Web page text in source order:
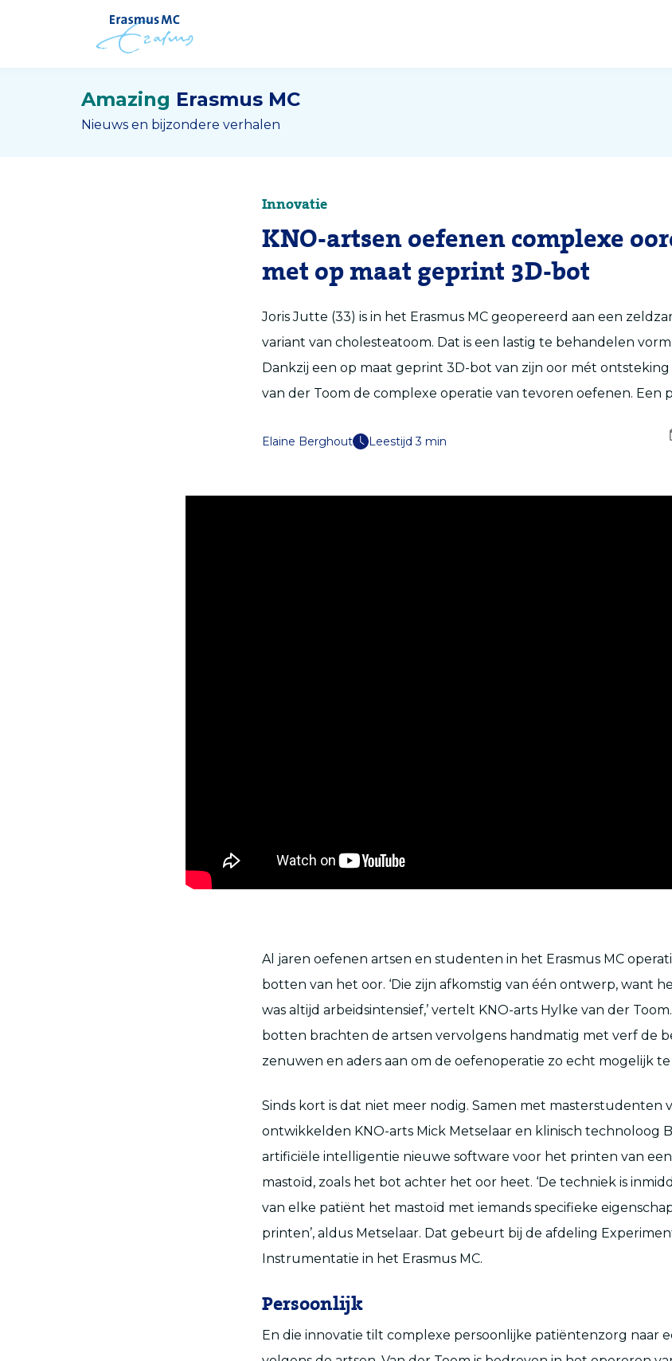
Amazing Erasmus MC
Nieuws en bijzondere verhalen
Innovatie
KNO-artsen oefenen complexe
met op maat geprint 3D-bot
Joris Jutte (33) is in het Erasmus MC geopereerd aan een
variant van cholesteatoom. Dat is een lastig te behandelen
Dankzij een op maat geprint 3D-bot van zijn oor mét
van der Toom de complexe operatie van tevoren oefenen. Een
Elaine Berghout Leestijd 3 min
Al jaren oefenen artsen en studenten in het Erasmus MC
botten van het oor. ‘Die zijn afkomstig van één ontwerp, want
was altijd arbeidsintensief,’ vertelt KNO-arts Hylke van der
botten brachten de artsen vervolgens handmatig met verf de
zenuwen en aders aan om de oefenoperatie zo echt mogelijk te
Sinds kort is dat niet meer nodig. Samen met masterstudenten
ontwikkelden KNO-arts Mick Metselaar en klinisch technoloog
artificiële intelligentie nieuwe software voor het printen van
mastoïd, zoals het bot achter het oor heet. ‘De techniek is
van elke patiënt het mastoïd met iemands specifieke
printen’, aldus Metselaar. Dat gebeurt bij de afdeling
Instrumentatie in het Erasmus MC.
Persoonlijk
En die innovatie tilt complexe persoonlijke patiëntenzorg naar